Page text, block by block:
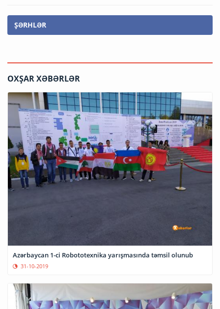
ŞƏRHLƏR
OXŞAR XƏBƏRLƏR
Azərbaycan 1-ci Robototexnika yarışmasında təmsil olunub
31-10-2019